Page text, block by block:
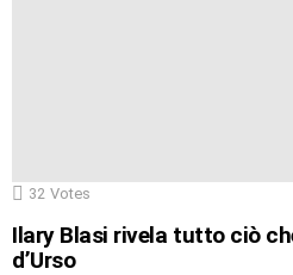
32 Votes
Ilary Blasi rivela tutto ciò
d’Urso